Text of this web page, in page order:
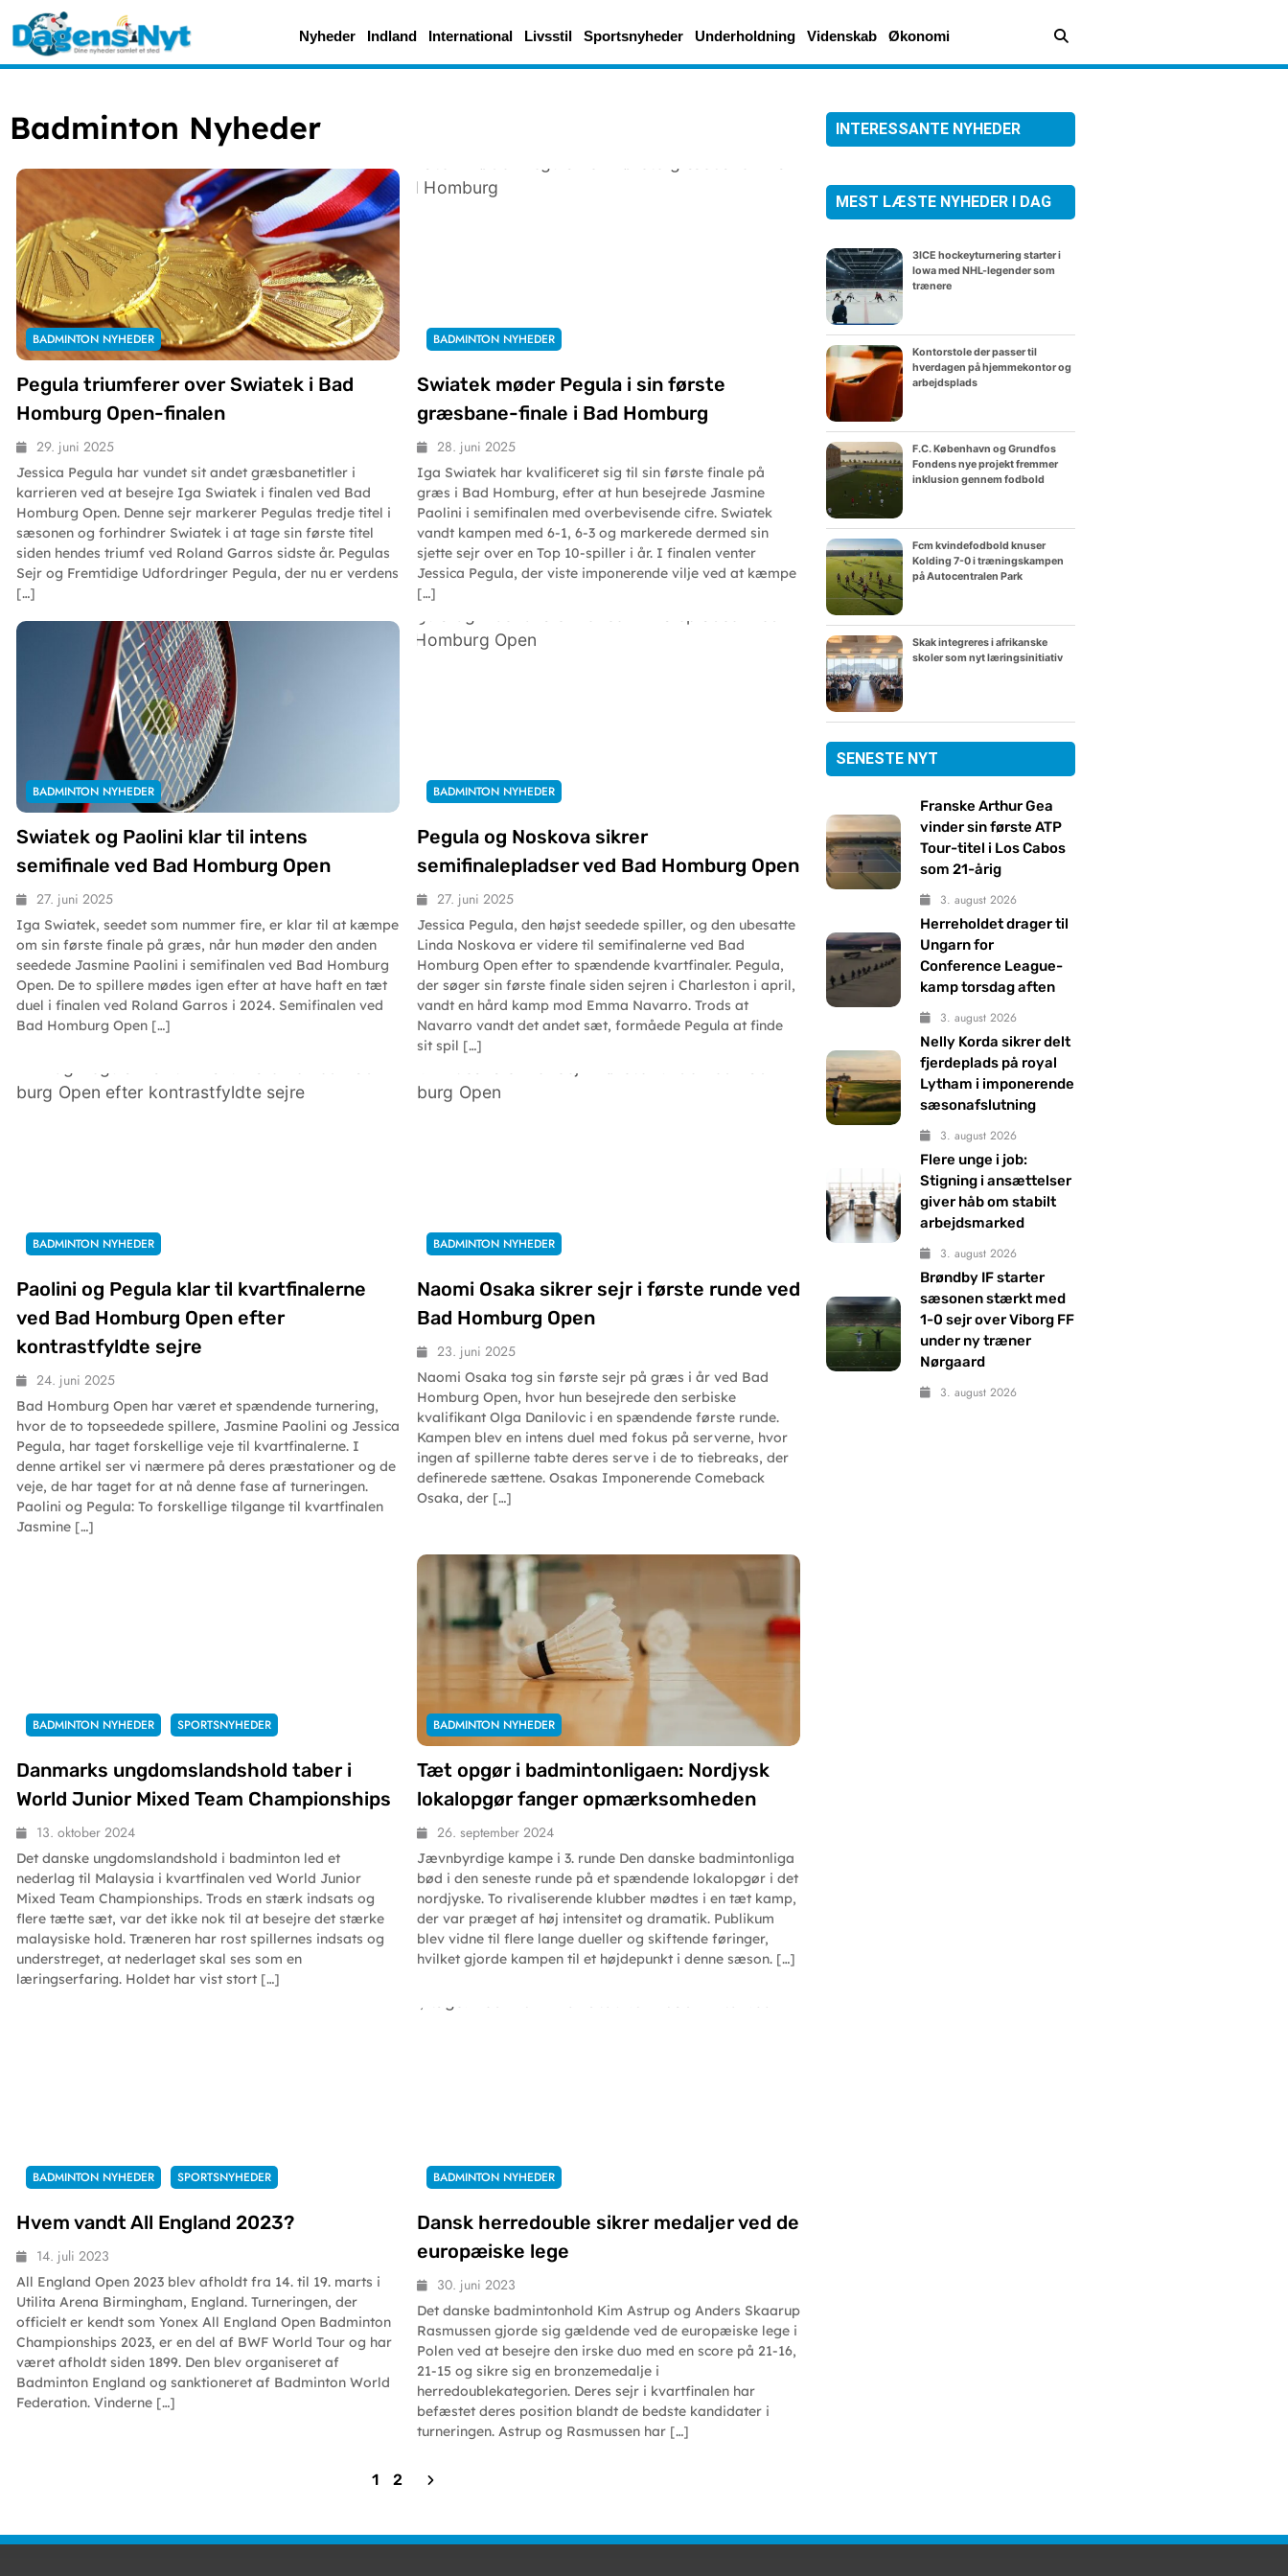
Nyheder Indland International Livsstil Sportsnyheder Underholdning Videnskab Økonomi
Badminton Nyheder
BADMINTON NYHEDER
Pegula triumferer over Swiatek i Bad
Homburg Open-finalen
29. juni 2025
Jessica Pegula har vundet sit andet græsbanetitler i
karrieren ved at besejre Iga Swiatek i finalen ved Bad
Homburg Open. Denne sejr markerer Pegulas tredje titel i
sæsonen og forhindrer Swiatek i at tage sin første titel
siden hendes triumf ved Roland Garros sidste år. Pegulas
Sejr og Fremtidige Udfordringer Pegula, der nu er verdens
[…]
BADMINTON NYHEDER
Swiatek møder Pegula i sin første
græsbane-finale i Bad Homburg
28. juni 2025
Iga Swiatek har kvalificeret sig til sin første finale på
græs i Bad Homburg, efter at hun besejrede Jasmine
Paolini i semifinalen med overbevisende cifre. Swiatek
vandt kampen med 6-1, 6-3 og markerede dermed sin
sjette sejr over en Top 10-spiller i år. I finalen venter
Jessica Pegula, der viste imponerende vilje ved at kæmpe
[…]
BADMINTON NYHEDER
Swiatek og Paolini klar til intens
semifinale ved Bad Homburg Open
27. juni 2025
Iga Swiatek, seedet som nummer fire, er klar til at kæmpe
om sin første finale på græs, når hun møder den anden
seedede Jasmine Paolini i semifinalen ved Bad Homburg
Open. De to spillere mødes igen efter at have haft en tæt
duel i finalen ved Roland Garros i 2024. Semifinalen ved
Bad Homburg Open […]
BADMINTON NYHEDER
Pegula og Noskova sikrer
semifinalepladser ved Bad Homburg Open
27. juni 2025
Jessica Pegula, den højst seedede spiller, og den ubesatte
Linda Noskova er videre til semifinalerne ved Bad
Homburg Open efter to spændende kvartfinaler. Pegula,
der søger sin første finale siden sejren i Charleston i april,
vandt en hård kamp mod Emma Navarro. Trods at
Navarro vandt det andet sæt, formåede Pegula at finde
sit spil […]
BADMINTON NYHEDER
Paolini og Pegula klar til kvartfinalerne
ved Bad Homburg Open efter
kontrastfyldte sejre
24. juni 2025
Bad Homburg Open har været et spændende turnering,
hvor de to topseedede spillere, Jasmine Paolini og Jessica
Pegula, har taget forskellige veje til kvartfinalerne. I
denne artikel ser vi nærmere på deres præstationer og de
veje, de har taget for at nå denne fase af turneringen.
Paolini og Pegula: To forskellige tilgange til kvartfinalen
Jasmine […]
BADMINTON NYHEDER
Naomi Osaka sikrer sejr i første runde ved
Bad Homburg Open
23. juni 2025
Naomi Osaka tog sin første sejr på græs i år ved Bad
Homburg Open, hvor hun besejrede den serbiske
kvalifikant Olga Danilovic i en spændende første runde.
Kampen blev en intens duel med fokus på serverne, hvor
ingen af spillerne tabte deres serve i de to tiebreaks, der
definerede sættene. Osakas Imponerende Comeback
Osaka, der […]
BADMINTON NYHEDER SPORTSNYHEDER
Danmarks ungdomslandshold taber i
World Junior Mixed Team Championships
13. oktober 2024
Det danske ungdomslandshold i badminton led et
nederlag til Malaysia i kvartfinalen ved World Junior
Mixed Team Championships. Trods en stærk indsats og
flere tætte sæt, var det ikke nok til at besejre det stærke
malaysiske hold. Træneren har rost spillernes indsats og
understreget, at nederlaget skal ses som en
læringserfaring. Holdet har vist stort […]
BADMINTON NYHEDER
Tæt opgør i badmintonligaen: Nordjysk
lokalopgør fanger opmærksomheden
26. september 2024
Jævnbyrdige kampe i 3. runde Den danske badmintonliga
bød i den seneste runde på et spændende lokalopgør i det
nordjyske. To rivaliserende klubber mødtes i en tæt kamp,
der var præget af høj intensitet og dramatik. Publikum
blev vidne til flere lange dueller og skiftende føringer,
hvilket gjorde kampen til et højdepunkt i denne sæson. […]
BADMINTON NYHEDER SPORTSNYHEDER
Hvem vandt All England 2023?
14. juli 2023
All England Open 2023 blev afholdt fra 14. til 19. marts i
Utilita Arena Birmingham, England. Turneringen, der
officielt er kendt som Yonex All England Open Badminton
Championships 2023, er en del af BWF World Tour og har
været afholdt siden 1899. Den blev organiseret af
Badminton England og sanktioneret af Badminton World
Federation. Vinderne […]
BADMINTON NYHEDER
Dansk herredouble sikrer medaljer ved de
europæiske lege
30. juni 2023
Det danske badmintonhold Kim Astrup og Anders Skaarup
Rasmussen gjorde sig gældende ved de europæiske lege i
Polen ved at besejre den irske duo med en score på 21-16,
21-15 og sikre sig en bronzemedalje i
herredoublekategorien. Deres sejr i kvartfinalen har
befæstet deres position blandt de bedste kandidater i
turneringen. Astrup og Rasmussen har […]
1 2
INTERESSANTE NYHEDER
MEST LÆSTE NYHEDER I DAG
3ICE hockeyturnering starter i
Iowa med NHL-legender som
trænere
Kontorstole der passer til
hverdagen på hjemmekontor og
arbejdsplads
F.C. København og Grundfos
Fondens nye projekt fremmer
inklusion gennem fodbold
Fcm kvindefodbold knuser
Kolding 7-0 i træningskampen
på Autocentralen Park
Skak integreres i afrikanske
skoler som nyt læringsinitiativ
SENESTE NYT
Franske Arthur Gea
vinder sin første ATP
Tour-titel i Los Cabos
som 21-årig
3. august 2026
Herreholdet drager til
Ungarn for
Conference League-
kamp torsdag aften
3. august 2026
Nelly Korda sikrer delt
fjerdeplads på royal
Lytham i imponerende
sæsonafslutning
3. august 2026
Flere unge i job:
Stigning i ansættelser
giver håb om stabilt
arbejdsmarked
3. august 2026
Brøndby IF starter
sæsonen stærkt med
1-0 sejr over Viborg FF
under ny træner
Nørgaard
3. august 2026